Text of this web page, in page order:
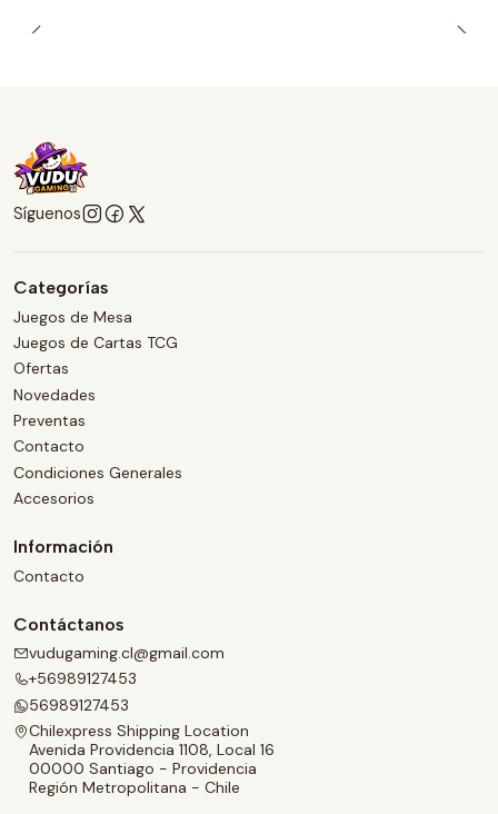
Síguenos
Categorías
Juegos de Mesa
Juegos de Cartas TCG
Ofertas
Novedades
Preventas
Contacto
Condiciones Generales
Accesorios
Información
Contacto
Contáctanos
vudugaming.cl@gmail.com
+56989127453
56989127453
Chilexpress Shipping Location
Avenida Providencia 1108, Local 16
00000 Santiago - Providencia
Región Metropolitana - Chile